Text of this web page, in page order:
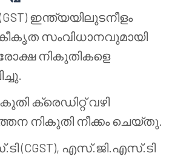
ഇന്ത്യയിലുടനീളം
സംവിധാനവുമായി
നികുതികളെ
ക്രെഡിറ്റ് വഴി
നികുതി നീക്കം ചെയ്തു.
(CGST), എസ്.ജി.എസ്.ടി